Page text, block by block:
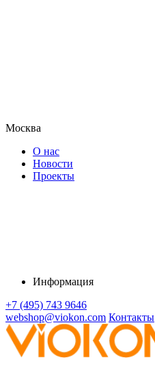
Москва
О нас
Новости
Проекты
Информация
+7 (495) 743 9646
webshop@viokon.com Контакты